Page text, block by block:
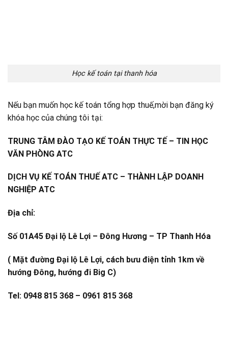
Học kế toán tại thanh hóa
Nếu bạn muốn học kế toán tổng hợp thuế,mời bạn đăng ký
khóa học của chúng tôi tại:
TRUNG TÂM ĐÀO TẠO KẾ TOÁN THỰC TẾ – TIN HỌC
VĂN PHÒNG ATC
DỊCH VỤ KẾ TOÁN THUẾ ATC – THÀNH LẬP DOANH
NGHIỆP ATC
Địa chỉ:
Số 01A45 Đại lộ Lê Lợi – Đông Hương – TP Thanh Hóa
( Mặt đường Đại lộ Lê Lợi, cách bưu điện tỉnh 1km về
hướng Đông, hướng đi Big C)
Tel: 0948 815 368 – 0961 815 368